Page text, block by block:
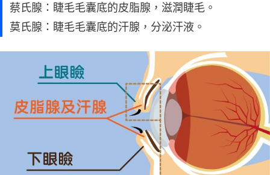
蔡氏腺：睫毛毛囊底的皮脂腺，滋潤睫毛。
莫氏腺：睫毛毛囊底的汗腺，分泌汗液。